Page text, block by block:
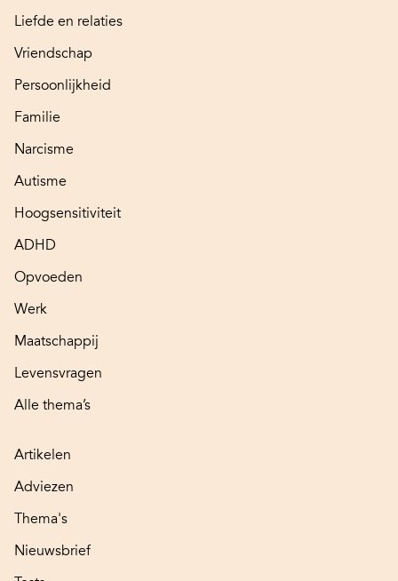
Liefde en relaties
Vriendschap
Persoonlijkheid
Familie
Narcisme
Autisme
Hoogsensitiviteit
ADHD
Opvoeden
Werk
Maatschappij
Levensvragen
Alle thema’s
Artikelen
Adviezen
Thema's
Nieuwsbrief